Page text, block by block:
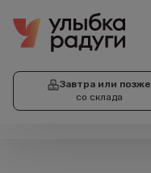
Завтра или позже
со склада